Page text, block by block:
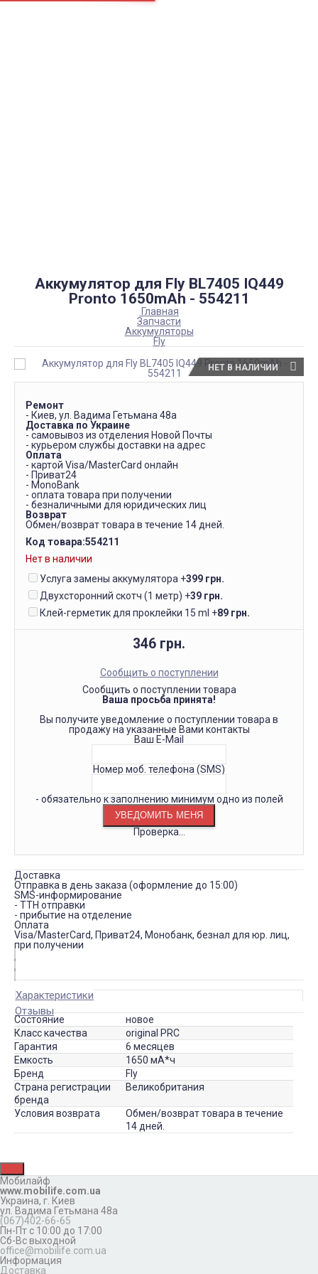
Аккумулятор для Fly BL7405 IQ449
Pronto 1650mAh - 554211
Главная
Запчасти
Аккумуляторы
Fly
НЕТ В НАЛИЧИИ
Ремонт
- Киев, ул. Вадима Гетьмана 48а
Доставка по Украине
- самовывоз из отделения Новой Почты
- курьером службы доставки на адрес
Оплата
- картой Visa/MasterCard онлайн
- Приват24
- MonoBank
- оплата товара при получении
- безналичными для юридических лиц
Возврат
Обмен/возврат товара в течение 14 дней.
Код товара:554211
Нет в наличии
Услуга замены аккумулятора +399 грн.
Двухсторонний скотч (1 метр) +39 грн.
Клей-герметик для проклейки 15 ml +89 грн.
346 грн.
Сообщить о поступлении
Сообщить о поступлении товара
Ваша просьба принята!
Вы получите уведомление о поступлении товара в
продажу на указанные Вами контакты
Ваш E-Mail
Номер моб. телефона (SMS)
- обязательно к заполнению минимум одно из полей
Проверка...
Доставка
Отправка в день заказа (оформление до 15:00)
SMS-информирование
- ТТН отправки
- прибытие на отделение
Оплата
Visa/MasterCard, Приват24, Монобанк, безнал для юр. лиц,
при получении
Характеристики
Отзывы
Состояние
новое
Класс качества
original PRC
Гарантия
6 месяцев
Емкость
1650 мА*ч
Бренд
Fly
Страна регистрации
бренда
Великобритания
Условия возврата
Обмен/возврат товара в течение
14 дней.
Мобилайф
www.mobilife.com.ua
Украина, г. Киев
ул. Вадима Гетьмана 48а
(067)402-66-65
Пн-Пт с 10:00 до 17:00
Сб-Вс выходной
office@mobilife.com.ua
Информация
Доставка